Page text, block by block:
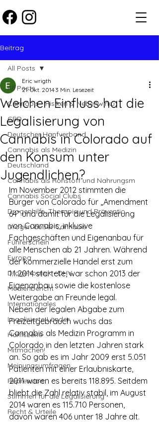
Beitrag
All Posts
Cannabis - Risiken & Nebenwirku
CBD
Deutscher Hanfverband
Cannabis als Medizin
Deutschland
Cannabis als Rohstoff und Nahrungsm
Cannabis Social Clubs
Drogenhilfe, Therapie und Präventio
Drogen außer Cannabis
Führerschein
Europa
Drogenpolitik - DHV
Medienbericht
Internationales
Legalisierte Länder
Hanfszene
Mitmachen!
Meinungsumfragen
Repression
Stimmen für die Legalisierung
Recht & Urteile
All Posts
Welchen Einfluss hat die
Legalisierung von
Cannabis in Colorado auf
den Konsum unter
Jugendlichen?
Eric wrigth
21. Okt. 2014 3 Min. Lesezeit
Im November 2012 stimmten die
Bürger von Colorado für „Amendment
64“ und damit für die Legalisierung
von Cannabis, inklusive
Fachgeschäften und Eigenanbau für
alle Menschen ab 21 Jahren. Während
der kommerzielle Handel erst zum
1.1.2014 startete, war schon 2013 der
Eigenanbau sowie die kostenlose
Weitergabe an Freunde legal.
Neben der legalen Abgabe zum
Freizeitgebrauch wuchs das
Cannabis als Medizin Programm in
Colorado in den letzten Jahren stark
an. So gab es im Jahr 2009 erst 5.051
Patienten mit einer Erlaubniskarte,
2011 waren es bereits 118.895. Seitdem
bliebt die Zahl relativ stabil, im August
2014 waren es 115.710 Personen,
davon waren 406 unter 18 Jahre alt.